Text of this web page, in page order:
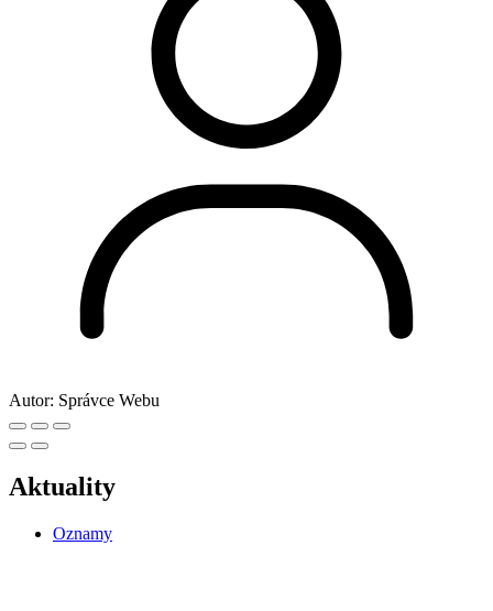
Autor: Správce Webu
Aktuality
Oznamy